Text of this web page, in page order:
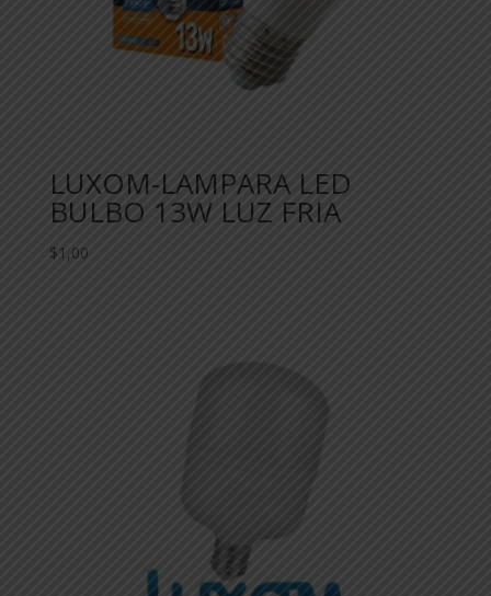
LUXOM-LAMPARA LED
BULBO 13W LUZ FRIA
$1,00